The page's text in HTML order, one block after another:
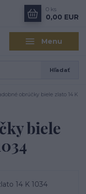
Menu
Hľadať
0 ks
0,00 EUR
obrúčky biele zlato 14 K
biele